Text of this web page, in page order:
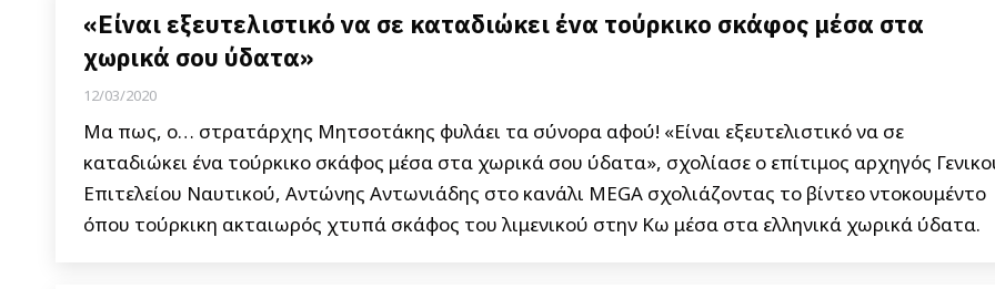
«Είναι εξευτελιστικό να σε καταδιώκει ένα τούρκικο σκάφος μέσα στα
χωρικά σου ύδατα»
12/03/2020
Μα πως, ο… στρατάρχης Μητσοτάκης φυλάει τα σύνορα αφού! «Είναι εξευτελιστικό να σε
καταδιώκει ένα τούρκικο σκάφος μέσα στα χωρικά σου ύδατα», σχολίασε ο επίτιμος αρχηγός
Επιτελείου Ναυτικού, Αντώνης Αντωνιάδης στο κανάλι MEGA σχολιάζοντας το βίντεο ντοκουμέντο
όπου τούρκικη ακταιωρός χτυπά σκάφος του λιμενικού στην Κω μέσα στα ελληνικά χωρικά ύδατα.